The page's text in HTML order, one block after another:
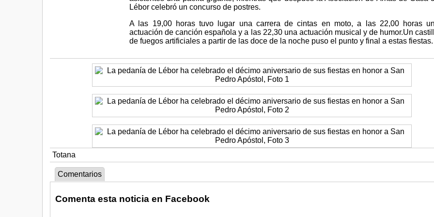
Lébor celebró un concurso de postres.
A las 19,00 horas tuvo lugar una carrera de cintas en moto, a las 22,00 horas
actuación de canción española y a las 22,30 una actuación musical y de humor.Un
de fuegos artificiales a partir de las doce de la noche puso el punto y final a estas fiestas.
Totana
Comentarios
Comenta esta noticia en Facebook